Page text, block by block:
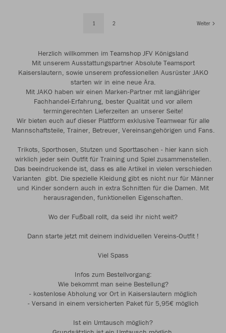
1 2 Weiter
Herzlich willkommen im Teamshop JFV Königsland
Mit unserem Ausstattungspartner Absolute Teamsport
Kaiserslautern, sowie unserem professionellen Ausrüster JAKO
starten wir in eine neue Ära.
Mit JAKO haben wir einen Marken-Partner mit langjähriger
Fachhandel-Erfahrung, bester Qualität und vor allem
termingerechten Lieferzeiten an unserer Seite!
Wir bieten euch auf dieser Plattform exklusive Teamwear für alle
Mannschaftsteile, Trainer, Betreuer, Vereinsangehörigen und Fans.
Trikots, Sporthosen, Stutzen und Sporttaschen - hier kann sich
wirklich jeder sein Outfit für Training und Spiel zusammenstellen.
Das beeindruckende ist, dass es alle Artikel in vielen verschieden
Varianten gibt. Die spezielle Kleidung gibt es nicht nur für Männer
und Kinder sondern auch in extra Schnitten für die Damen. Mit
herausragenden, funktionellen Eigenschaften.
Wo der Fußball rollt, da seid ihr nicht weit?
Dann starte jetzt mit deinem individuellen Vereins-Outfit !
Viel Spass
Infos zum Bestellvorgang:
Wie bekommt man seine Bestellung?
- kostenlose Abholung vor Ort in Kaiserslautern möglich
- Versand in einem versicherten Paket für 5,95€ möglich
Ist ein Umtausch möglich?